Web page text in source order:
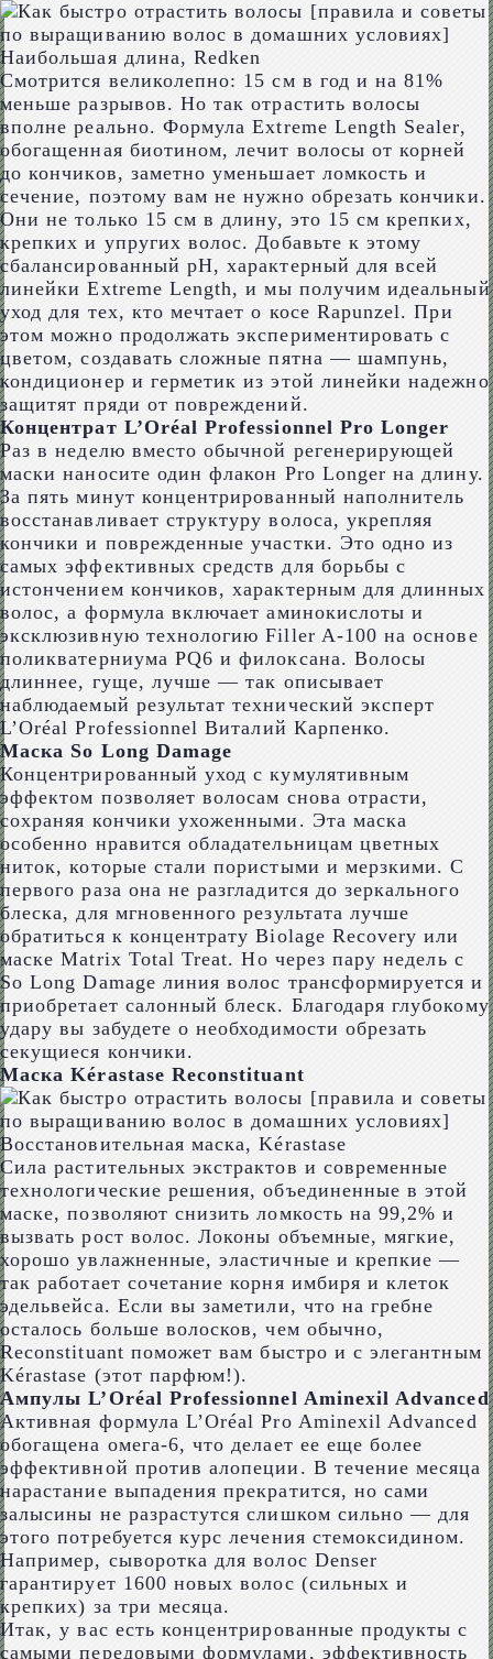
Наибольшая длина, Redken
Смотрится великолепно: 15 см в год и на 81%
меньше разрывов. Но так отрастить волосы
вполне реально. Формула Extreme Length Sealer,
обогащенная биотином, лечит волосы от корней
до кончиков, заметно уменьшает ломкость и
сечение, поэтому вам не нужно обрезать кончики.
Они не только 15 см в длину, это 15 см крепких,
крепких и упругих волос. Добавьте к этому
сбалансированный pH, характерный для всей
линейки Extreme Length, и мы получим идеальный
уход для тех, кто мечтает о косе Rapunzel. При
этом можно продолжать экспериментировать с
цветом, создавать сложные пятна — шампунь,
кондиционер и герметик из этой линейки надежно
защитят пряди от повреждений.
Концентрат L’Oréal Professionnel Pro Longer
Раз в неделю вместо обычной регенерирующей
маски наносите один флакон Pro Longer на длину.
За пять минут концентрированный наполнитель
восстанавливает структуру волоса, укрепляя
кончики и поврежденные участки. Это одно из
самых эффективных средств для борьбы с
истончением кончиков, характерным для длинных
волос, а формула включает аминокислоты и
эксклюзивную технологию Filler A-100 на основе
поликватерниума PQ6 и филоксана. Волосы
длиннее, гуще, лучше — так описывает
наблюдаемый результат технический эксперт
L’Oréal Professionnel Виталий Карпенко.
Маска So Long Damage
Концентрированный уход с кумулятивным
эффектом позволяет волосам снова отрасти,
сохраняя кончики ухоженными. Эта маска
особенно нравится обладательницам цветных
ниток, которые стали пористыми и мерзкими. С
первого раза она не разгладится до зеркального
блеска, для мгновенного результата лучше
обратиться к концентрату Biolage Recovery или
маске Matrix Total Treat. Но через пару недель с
So Long Damage линия волос трансформируется и
приобретает салонный блеск. Благодаря глубокому
удару вы забудете о необходимости обрезать
секущиеся кончики.
Маска Kérastase Reconstituant
Восстановительная маска, Kérastase
Сила растительных экстрактов и современные
технологические решения, объединенные в этой
маске, позволяют снизить ломкость на 99,2% и
вызвать рост волос. Локоны объемные, мягкие,
хорошо увлажненные, эластичные и крепкие —
так работает сочетание корня имбиря и клеток
эдельвейса. Если вы заметили, что на гребне
осталось больше волосков, чем обычно,
Reconstituant поможет вам быстро и с элегантным
Kérastase (этот парфюм!).
Ампулы L’Oréal Professionnel Aminexil Advanced
Активная формула L’Oréal Pro Aminexil Advanced
обогащена омега-6, что делает ее еще более
эффективной против алопеции. В течение месяца
нарастание выпадения прекратится, но сами
залысины не разрастутся слишком сильно — для
этого потребуется курс лечения стемоксидином.
Например, сыворотка для волос Denser
гарантирует 1600 новых волос (сильных и
крепких) за три месяца.
Итак, у вас есть концентрированные продукты с
самыми передовыми формулами, эффективность